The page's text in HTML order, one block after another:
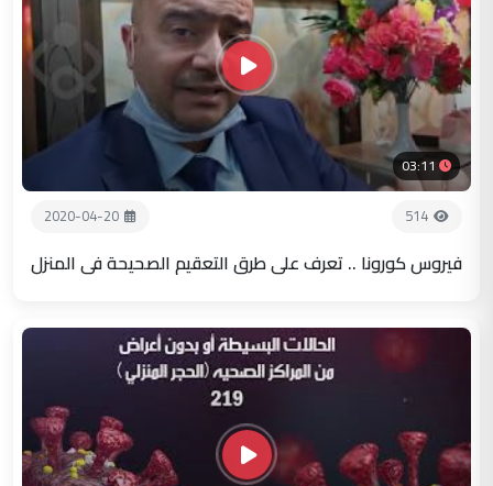
03:11
514
2020-04-20
فيروس كورونا .. تعرف على طرق التعقيم الصحيحة في المنزل